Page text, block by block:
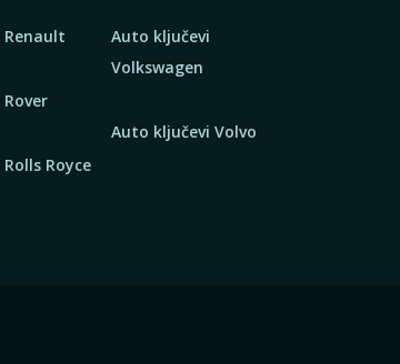
Royce
Auto ključevi
Volkswagen
Auto ključevi Volvo